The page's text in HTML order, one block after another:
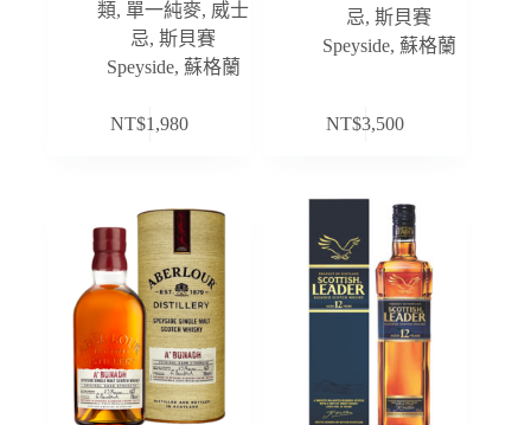
類, 單一純麥, 威士
忌,斯貝賽
Speyside, 蘇格蘭
NT$1,980
忌,斯貝賽
Speyside, 蘇格蘭
NT$3,500